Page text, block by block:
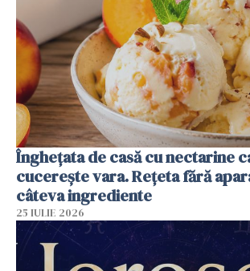
Înghețata de casă cu nectarine
cucerește vara. Rețeta fără
câteva ingrediente
25 IULIE 2026